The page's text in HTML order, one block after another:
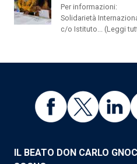
Per informazioni:
Solidarietà
c/o Istituto... (Leggi
IL BEATO DON CARLO